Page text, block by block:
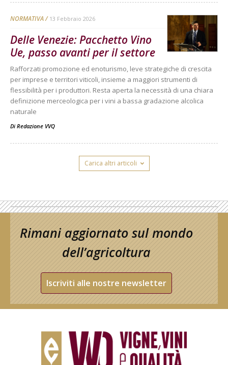
NORMATIVA 13 Febbraio 2026
Delle Venezie: Pacchetto Vino
Ue, passo avanti per il settore
Rafforzati promozione ed enoturismo, leve strategiche di crescita
per imprese e territori viticoli, insieme a maggiori strumenti di
flessibilità per i produttori. Resta aperta la necessità di una chiara
definizione merceologica per i vini a bassa gradazione alcolica
naturale
Di Redazione VVQ
Carica altri articoli
Rimani aggiornato sul mondo
dell’agricoltura
Iscriviti alle nostre newsletter